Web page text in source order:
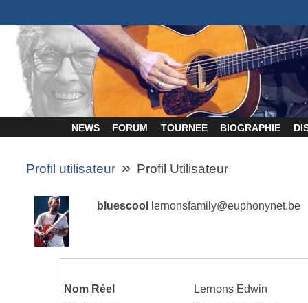
NEWS FORUM TOURNEE BIOGRAPHIE
Profil utilisateur » Profil Utilisateur
bluescool lernonsfamily@euphonynet.be
Nom Réel
Lernons Edwin